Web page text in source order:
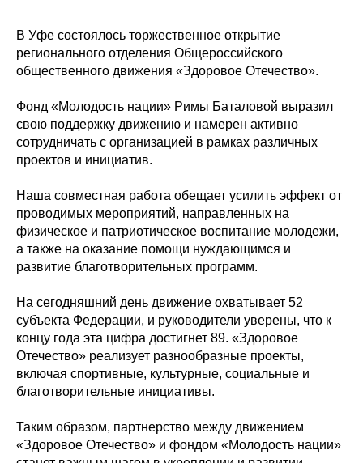
В Уфе состоялось торжественное открытие
регионального отделения Общероссийского
общественного движения «Здоровое Отечество».
Фонд «Молодость нации» Римы Баталовой выразил
свою поддержку движению и намерен активно
сотрудничать с организацией в рамках различных
проектов и инициатив.
Наша совместная работа обещает усилить эффект от
проводимых мероприятий, направленных на
физическое и патриотическое воспитание молодежи,
а также на оказание помощи нуждающимся и
развитие благотворительных программ.
На сегодняшний день движение охватывает 52
субъекта Федерации, и руководители уверены, что к
концу года эта цифра достигнет 89. «Здоровое
Отечество» реализует разнообразные проекты,
включая спортивные, культурные, социальные и
благотворительные инициативы.
Таким образом, партнерство между движением
«Здоровое Отечество» и фондом «Молодость нации»